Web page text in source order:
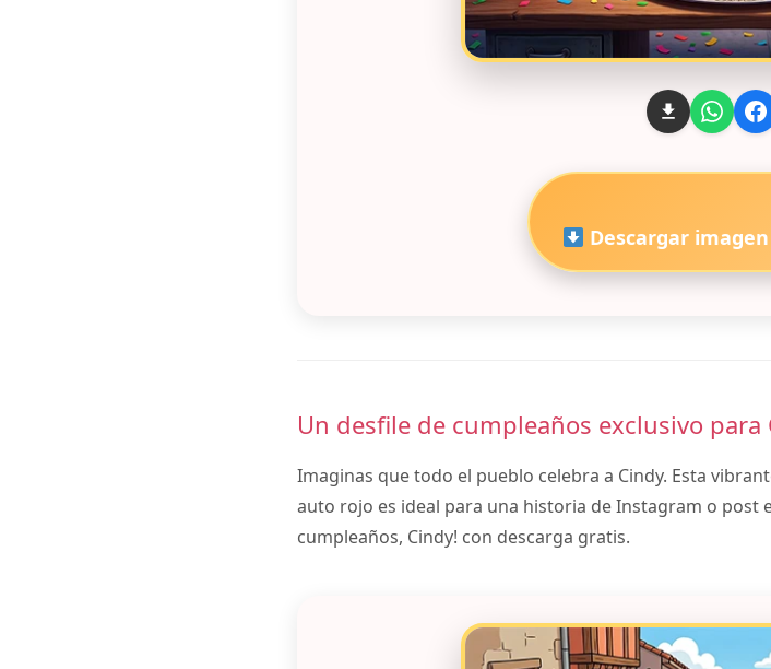
Descargar
Un desfile de cumpleaños exclusivo para
Imaginas que todo el pueblo celebra a Cindy. Esta
auto rojo es ideal para una historia de Instagram o post
cumpleaños, Cindy! con descarga gratis.